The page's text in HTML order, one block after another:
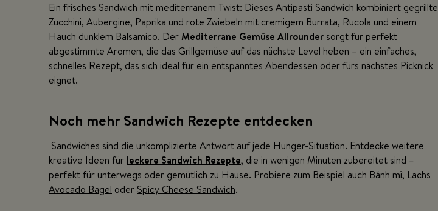
Ein frisches Sandwich mit mediterranem Twist: Dieses Antipasti Sandwich kombiniert gegrillte
Zucchini, Aubergine, Paprika und rote Zwiebeln mit cremigem Burrata, Rucola und einem
Hauch dunklem Balsamico. DerMediterrane Gemüse Allrounder sorgt für perfekt
abgestimmte Aromen, die das Grillgemüse auf das nächste Level heben – ein einfaches,
schnelles Rezept, das sich ideal für ein entspanntes Abendessen oder fürs nächstes Picknick
eignet.
Noch mehr Sandwich Rezepte entdecken
Sandwiches sind die unkomplizierte Antwort auf jede Hunger-Situation. Entdecke weitere
kreative Ideen für leckere Sandwich Rezepte, die in wenigen Minuten zubereitet sind –
perfekt für unterwegs oder gemütlich zu Hause. Probiere zum Beispiel auch Bánh mì, Lachs
Avocado Bagel oder Spicy Cheese Sandwich.